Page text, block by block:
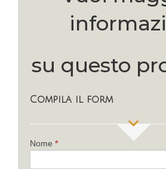
su questo
Compila il form
If
Nome *